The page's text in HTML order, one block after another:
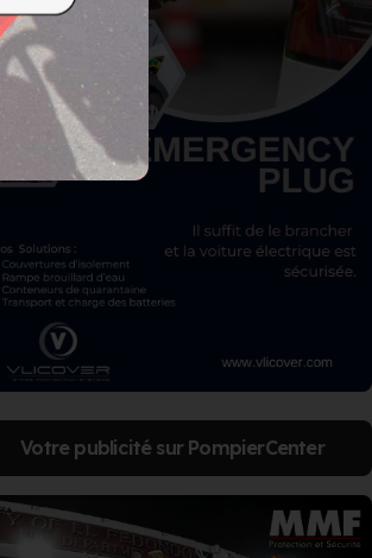
Votre publicité sur PompierCenter